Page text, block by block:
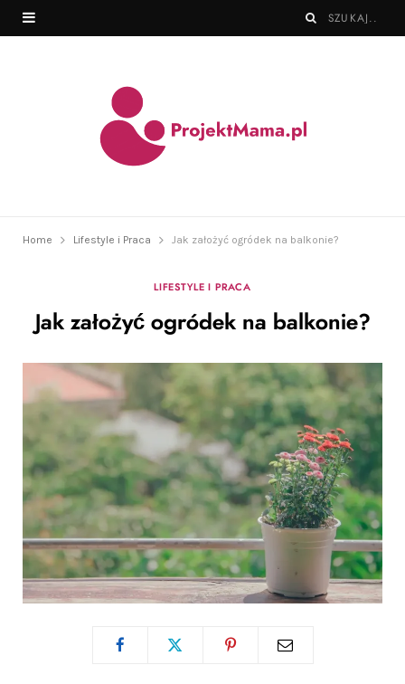
Home Lifestyle i Praca Jak założyć ogródek na balkonie?
LIFESTYLE I PRACA
Jak założyć ogródek na balkonie?